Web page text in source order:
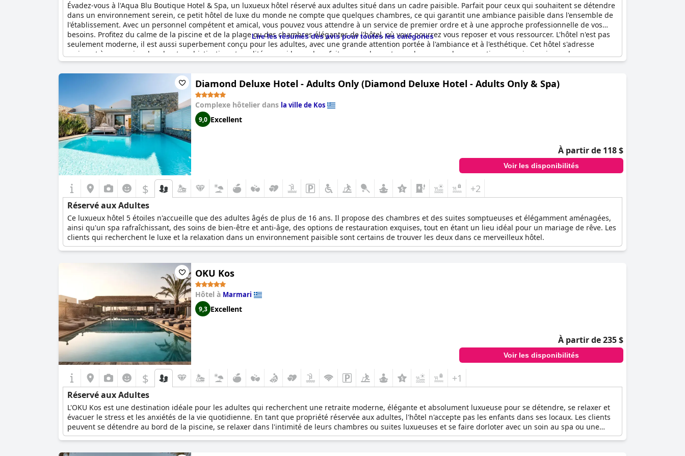
Évadez-vous à l'Aqua Blu Boutique Hotel & Spa, un luxueux hôtel réservé aux adultes situé dans un cadre paisible. Parfait pour ceux qui souhaitent se détendre
dans un environnement serein, ce petit hôtel de luxe du monde ne compte que quelques chambres, ce qui garantit une ambiance paisible dans l'ensemble de
l'établissement. Avec un personnel compétent et amical, vous pouvez vous attendre à un service de premier ordre et à une approche professionnelle de vos
besoins. Profitez du calme de la piscine et de la plage ou des chambres élégantes de l'hôtel, où vous pourrez vous reposer et vous ressourcer. L'hôtel n'est pas
seulement moderne, il est aussi superbement conçu pour les adultes, avec une grande attention portée à l'ambiance et à l'esthétique. Cet hôtel s'adresse
vraiment à ceux qui recherchent sophistication et qualité, ce qui le rend parfait non seulement pour les escapades romantiques, mais aussi pour les voyageurs
solitaires qui veulent une expérience haut de gamme. Offrez-vous un moment de détente, entouré d'équipements de luxe et d'un service client exceptionnel en
séjournant à l'Aqua Blu Boutique Hotel & Spa, où l'accent est vraiment mis sur les adultes seulement.
Lire les résumés des avis pour toutes les catégories
Diamond Deluxe Hotel - Adults Only (Diamond Deluxe Hotel - Adults Only & Spa)
Complexe hôtelier dans la ville de Kos
9,0 Excellent
À partir de 118 $
Voir les disponibilités
$ +2
Réservé aux Adultes
Ce luxueux hôtel 5 étoiles n'accueille que des adultes âgés de plus de 16 ans. Il propose des chambres et des suites somptueuses et élégamment aménagées,
ainsi qu'un spa rafraîchissant, des soins de bien-être et anti-âge, des options de restauration exquises, tout en étant un lieu idéal pour un mariage de rêve. Les
clients qui recherchent le luxe et la relaxation dans un environnement paisible sont certains de trouver les deux dans ce merveilleux hôtel.
OKU Kos
Hôtel à Marmari
9,3 Excellent
À partir de 235 $
Voir les disponibilités
$ +1
Réservé aux Adultes
L'OKU Kos est une destination idéale pour les adultes qui recherchent une retraite moderne, élégante et absolument luxueuse pour se détendre, se relaxer et
évacuer le stress et les anxiétés de la vie quotidienne. En tant que propriété réservée aux adultes, l'hôtel n'accepte pas les enfants dans ses locaux. Les clients
peuvent se détendre au bord de la piscine, se relaxer dans l'intimité de leurs chambres ou suites luxueuses et se faire dorloter avec un soin au spa ou une
séance de yoga.